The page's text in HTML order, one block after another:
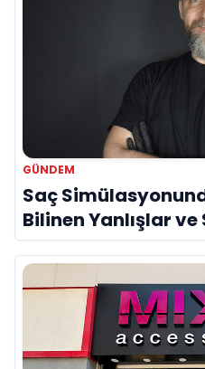
GÜNDEM
Saç
Bilinen Yanlışlar
Onur Akdeniz ile